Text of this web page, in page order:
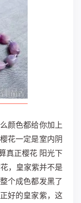
颜色都给你加上
花一定是室内阴
真正樱花 阳光下
，皇家紫并不是
个成色都发黑了
好的皇家紫，这